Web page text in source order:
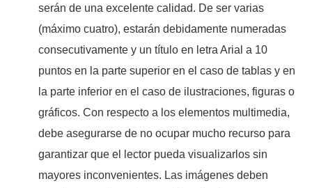
serán de una excelente calidad. De ser varias
(máximo cuatro), estarán debidamente numeradas
consecutivamente y un título en letra Arial a 10
puntos en la parte superior en el caso de tablas y en
la parte inferior en el caso de ilustraciones, figuras o
gráficos. Con respecto a los elementos multimedia,
debe asegurarse de no ocupar mucho recurso para
garantizar que el lector pueda visualizarlos sin
mayores inconvenientes. Las imágenes deben